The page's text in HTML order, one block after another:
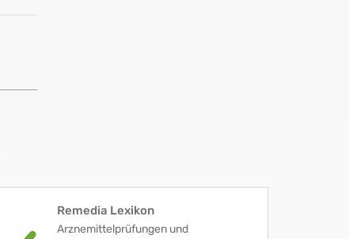
Remedia Lexikon
Arznemittelprüfungen und